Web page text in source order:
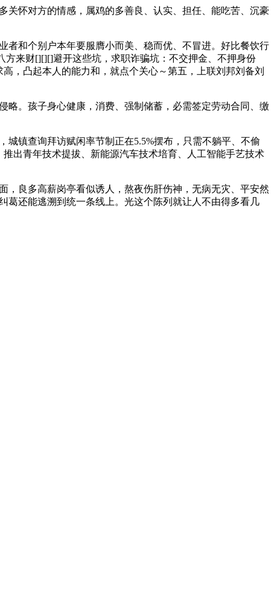
怀对方的情感，属鸡的多善良、认实、担任、能吃苦、沉豪
和个别户本年要服膺小而美、稳而优、不冒进。好比餐饮行
来财[][][]避开这些坑，求职诈骗坑：不交押金、不押身份
，凸起本人的能力和，就点个关心～第五，上联刘邦刘备刘
。孩子身心健康，消费、强制储蓄，必需签定劳动合同、缴
镇查询拜访赋闲率节制正在5.5%摆布，只需不躺平、不偷
出青年技术提拔、新能源汽车技术培育、人工智能手艺技术
良多高薪岗亭看似诱人，熬夜伤肝伤神，无病无灾、平安然
葛还能逃溯到统一条线上。光这个陈列就让人不由得多看几